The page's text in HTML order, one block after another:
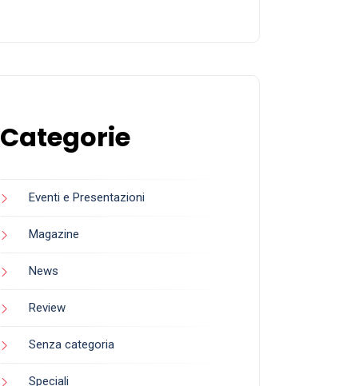
Categorie
Eventi e Presentazioni
Magazine
News
Review
Senza categoria
Speciali